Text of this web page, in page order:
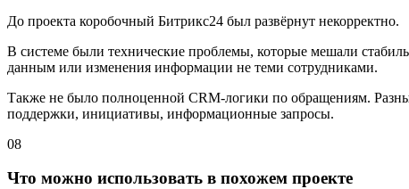
До проекта коробочный Битрикс24 был развёрнут некорректно.
В системе были технические проблемы, которые мешали
данным или изменения информации не теми сотрудниками.
Также не было полноценной CRM-логики по обращениям.
поддержки, инициативы, информационные запросы.
08
Что можно использовать в похожем проекте